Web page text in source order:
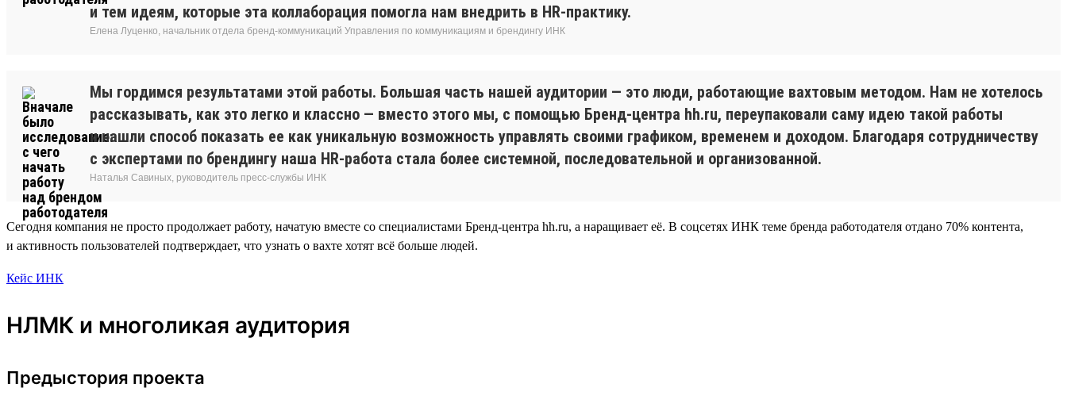
и тем идеям, которые эта коллаборация помогла нам внедрить в HR-практику.
Елена Луценко, начальник отдела бренд-коммуникаций Управления по коммуникациям и брендингу ИНК
Мы гордимся результатами этой работы. Большая часть нашей аудитории — это люди, работающие вахтовым методом. Нам не хотелось
рассказывать, как это легко и классно — вместо этого мы, с помощью Бренд-центра hh.ru, переупаковали саму идею такой работы
и нашли способ показать ее как уникальную возможность управлять своими графиком, временем и доходом. Благодаря сотрудничеству
с экспертами по брендингу наша HR-работа стала более системной, последовательной и организованной.
Наталья Савиных, руководитель пресс-службы ИНК
Сегодня компания не просто продолжает работу, начатую вместе со специалистами Бренд-центра hh.ru, а наращивает её. В соцсетях ИНК теме бренда работодателя отдано 70% контента,
и активность пользователей подтверждает, что узнать о вахте хотят всё больше людей.
Кейс ИНК
НЛМК и многоликая аудитория
Предыстория проекта